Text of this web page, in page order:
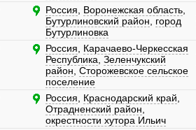
Россия Воронежская область
Бутурлиновский район
город
Бутурлиновка
Россия
Карачаево-Черкесская
Республика Зеленчукский
район Сторожевское сельское
поселение
Россия Краснодарский край
Отрадненский район
окрестности хутора Ильич